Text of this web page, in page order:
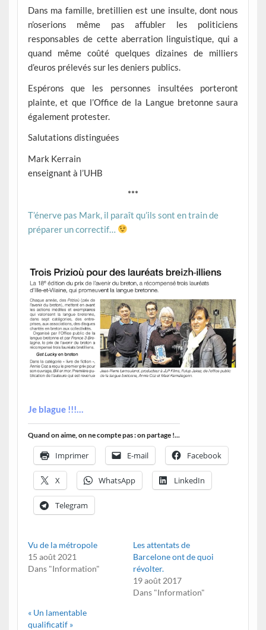
Dans ma famille, bretillien est une insulte, dont nous
n’oserions même pas affubler les politiciens
responsables de cette aberration linguistique, qui a
quand même coûté quelques dizaines de milliers
d’euros prélevés sur les deniers publics.
Espérons que les personnes insultées porteront
plainte, et que l’Office de la Langue bretonne saura
également protester.
Salutations distinguées
Mark Kerrain
enseignant à l’UHB
***
T’énerve pas Mark, il paraît qu’ils sont en train de
préparer un correctif…
Je blague !!!…
Quand on aime, on ne compte pas : on partage !...
Imprimer E-mail Facebook
X WhatsApp LinkedIn
Telegram
Vu de la métropole
15 août 2021
Dans "Information"
Les attentats de
Barcelone ont de quoi
révolter.
19 août 2017
Dans "Information"
« Un lamentable
qualificatif »